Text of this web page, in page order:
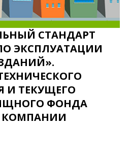
СТАНДАРТ
ЭКСПЛУАТАЦИИ
И ТЕКУЩЕГО
ФОНДА